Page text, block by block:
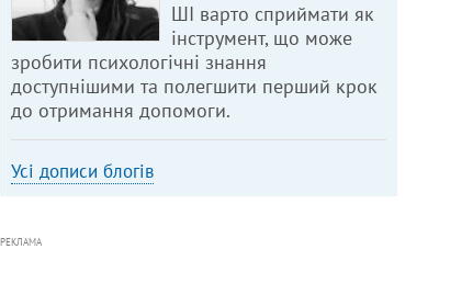
ШІ варто сприймати як
інструмент, що може
зробити психологічні знання
доступнішими та полегшити перший крок
до отримання допомоги.
Усі дописи блогів
РЕКЛАМА